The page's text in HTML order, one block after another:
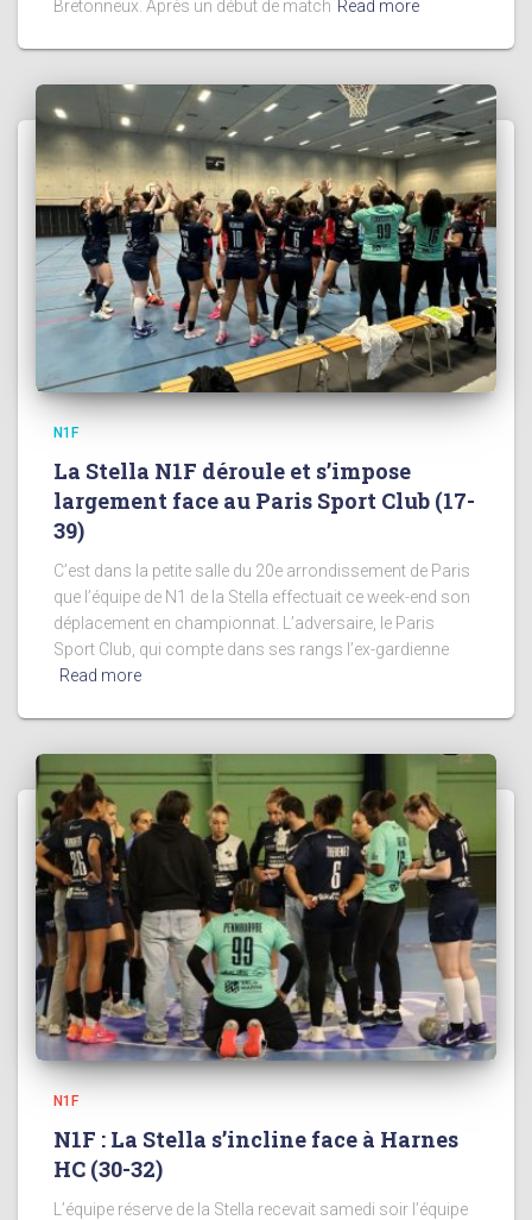
Bretonneux. Après un début de match Read more
N1F
La Stella N1F déroule et s’impose
largement face au Paris Sport Club (17-
39)
C’est dans la petite salle du 20e arrondissement de Paris
que l’équipe de N1 de la Stella effectuait ce week-end son
déplacement en championnat. L’adversaire, le Paris
Sport Club, qui compte dans ses rangs l’ex-gardienne
Read more
N1F
N1F : La Stella s’incline face à Harnes
HC (30-32)
L’équipe réserve de la Stella recevait samedi soir l’équipe